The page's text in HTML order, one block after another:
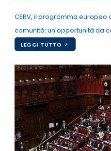
CERV, il programma europeo
comunità: un'opportunità da
LEGGI TUTTO